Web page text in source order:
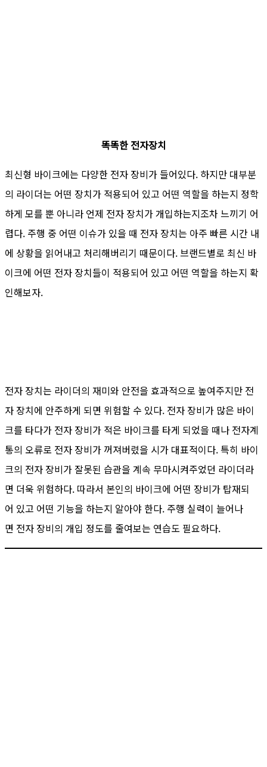
똑똑한 전자장치
최신형 바이크에는 다양한 전자 장비가 들어있다. 하지만 대부분
의 라이더는 어떤 장치가 적용되어 있고 어떤 역할을 하는지 정학
하게 모를 뿐 아니라 언제 전자 장치가 개입하는지조차 느끼기 어
렵다. 주행 중 어떤 이슈가 있을 때 전자 장치는 아주 빠른 시간 내
에 상황을 읽어내고 처리해버리기 때문이다. 브랜드별로 최신 바
이크에 어떤 전자 장치들이 적용되어 있고 어떤 역할을 하는지 확
인해보자.
전자 장치는 라이더의 재미와 안전을 효과적으로 높여주지만 전
자 장치에 안주하게 되면 위험할 수 있다. 전자 장비가 많은 바이
크를 타다가 전자 장비가 적은 바이크를 타게 되었을 때나 전자계
통의 오류로 전자 장비가 꺼져버렸을 시가 대표적이다. 특히 바이
크의 전자 장비가 잘못된 습관을 계속 무마시켜주었던 라이더라
면 더욱 위험하다. 따라서 본인의 바이크에 어떤 장비가 탑재되
어 있고 어떤 기능을 하는지 알아야 한다. 주행 실력이 늘어나
면 전자 장비의 개입 정도를 줄여보는 연습도 필요하다.